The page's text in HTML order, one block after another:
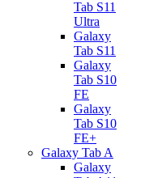
Tab S11
Ultra
Galaxy
Tab S11
Galaxy
Tab S10
FE
Galaxy
Tab S10
FE+
Galaxy Tab A
Galaxy